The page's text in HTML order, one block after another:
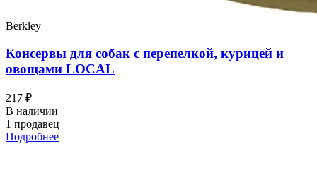
Berkley
Консервы для собак с перепелкой, курицей и
овощами LOCAL
217 ₽
В наличии
1 продавец
Подробнее